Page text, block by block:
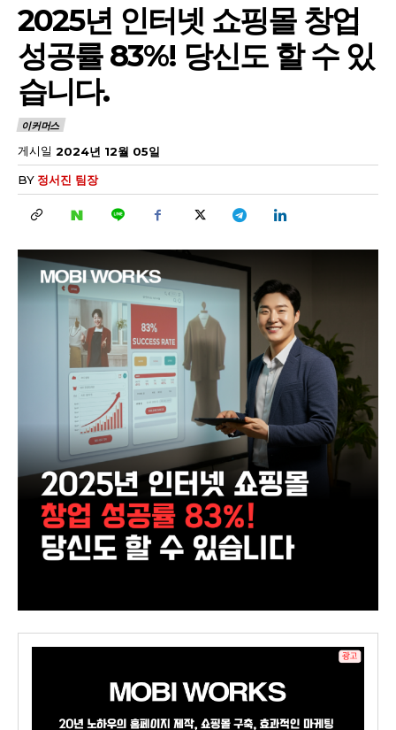
2025년 인터넷 쇼핑몰 창업
성공률 83%! 당신도 할 수 있
습니다.
이커머스
게시일 2024년 12월 05일
BY 정서진 팀장